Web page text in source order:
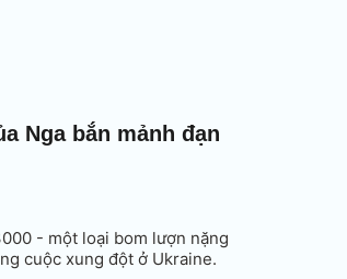
Nga bắn mảnh đạn
- một loại bom lượn nặng
cuộc xung đột ở Ukraine.